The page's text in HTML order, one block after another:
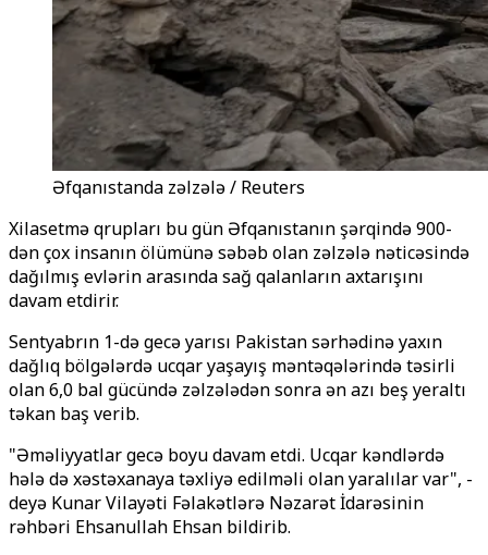
Əfqanıstanda zəlzələ / Reuters
Xilasetmə qrupları bu gün Əfqanıstanın şərqində 900-
dən çox insanın ölümünə səbəb olan zəlzələ nəticəsində
dağılmış evlərin arasında sağ qalanların axtarışını
davam etdirir.
Sentyabrın 1-də gecə yarısı Pakistan sərhədinə yaxın
dağlıq bölgələrdə ucqar yaşayış məntəqələrində təsirli
olan 6,0 bal gücündə zəlzələdən sonra ən azı beş yeraltı
təkan baş verib.
"Əməliyyatlar gecə boyu davam etdi. Ucqar kəndlərdə
hələ də xəstəxanaya təxliyə edilməli olan yaralılar var", -
deyə Kunar Vilayəti Fəlakətlərə Nəzarət İdarəsinin
rəhbəri Ehsanullah Ehsan bildirib.